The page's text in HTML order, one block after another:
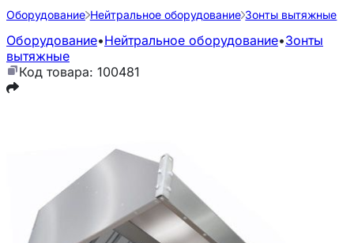
Оборудование Нейтральное оборудование Зонты вытяжные
Оборудование•Нейтральное оборудование•Зонты
вытяжные
Код товара: 100481